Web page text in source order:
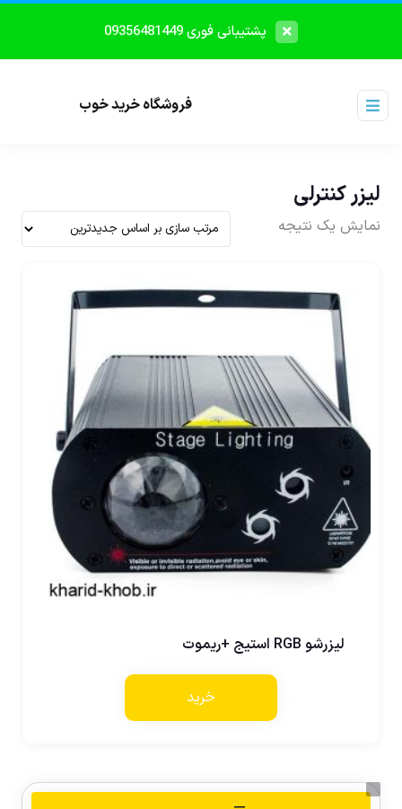
پشتیبانی فوری 09356481449
فروشگاه خرید خوب
لیزر کنترلی
نمایش یک نتیجه
لیزرشو RGB استیج +ریموت
خرید